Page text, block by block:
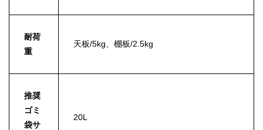
耐荷
重
天板/5kg、棚板/2.5kg
推奨
ゴミ
袋サ
20L